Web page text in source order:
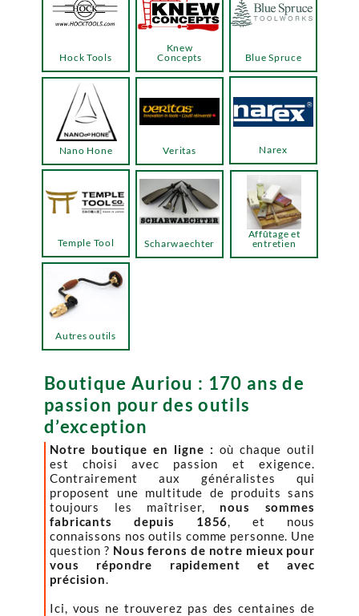
Boutique Auriou : 170 ans de
passion pour des outils
d’exception
Notre boutique en ligne : où chaque outil
est choisi avec passion et exigence.
Contrairement aux généralistes qui
proposent une multitude de produits sans
toujours les maîtriser, nous sommes
fabricants depuis 1856, et nous
connaissons nos outils comme personne. Une
question ? Nous ferons de notre mieux pour
vous répondre rapidement et avec
précision.
Ici, vous ne trouverez pas des centaines de
Hock Tools
Knew
Concepts
Temple Tool
Blue Spruce
Narex
Veritas
Nano Hone
Autres outils
Scharwaechter
Affûtage et
entretien